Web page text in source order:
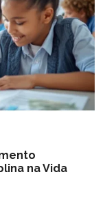
na Vida